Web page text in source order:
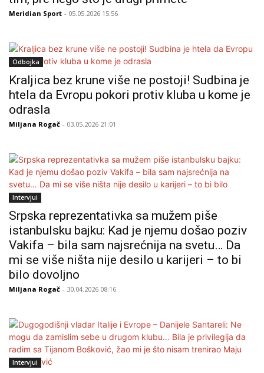
Meridian Sport - 05.05.2026 15:56
Odbojka
Kraljica bez krune više ne postoji! Sudbina je
htela da Evropu pokori protiv kluba u kome je
odrasla
Miljana Rogač - 03.05.2026 21:01
Intervjui
Srpska reprezentativka sa mužem piše
istanbulsku bajku: Kad je njemu došao poziv
Vakifa – bila sam najsrećnija na svetu… Da
mi se više ništa nije desilo u karijeri – to bi
bilo dovoljno
Miljana Rogač - 30.04.2026 08:16
Intervjui